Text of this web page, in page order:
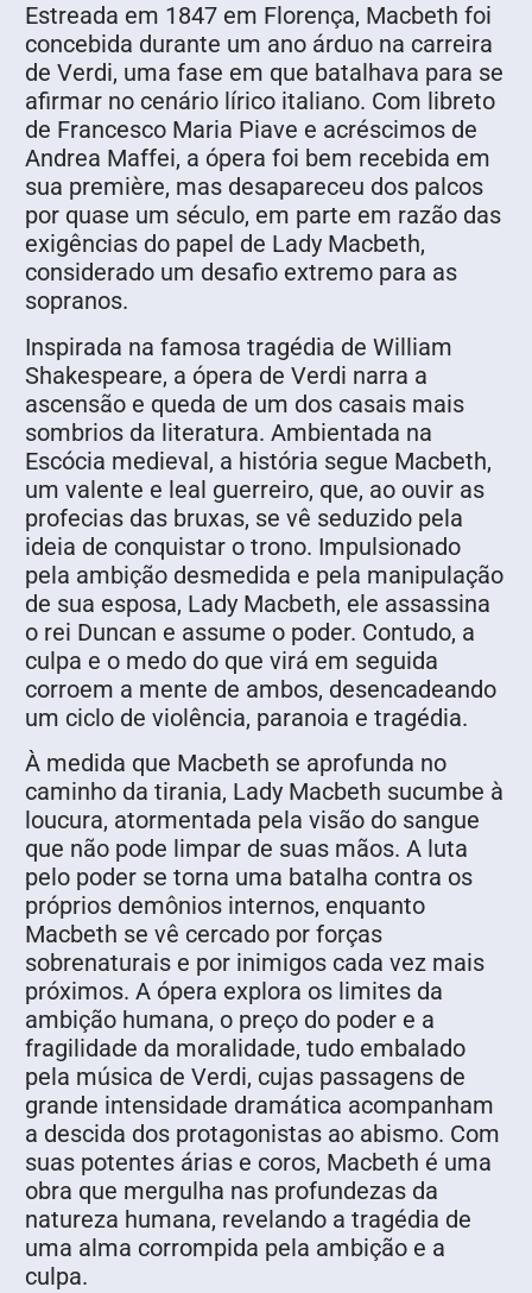
Estreada em 1847 em Florença, Macbeth foi
concebida durante um ano árduo na carreira
de Verdi, uma fase em que batalhava para se
afirmar no cenário lírico italiano. Com libreto
de Francesco Maria Piave e acréscimos de
Andrea Maffei, a ópera foi bem recebida em
sua première, mas desapareceu dos palcos
por quase um século, em parte em razão das
exigências do papel de Lady Macbeth,
considerado um desafio extremo para as
sopranos.
Inspirada na famosa tragédia de William
Shakespeare, a ópera de Verdi narra a
ascensão e queda de um dos casais mais
sombrios da literatura. Ambientada na
Escócia medieval, a história segue Macbeth,
um valente e leal guerreiro, que, ao ouvir as
profecias das bruxas, se vê seduzido pela
ideia de conquistar o trono. Impulsionado
pela ambição desmedida e pela manipulação
de sua esposa, Lady Macbeth, ele assassina
o rei Duncan e assume o poder. Contudo, a
culpa e o medo do que virá em seguida
corroem a mente de ambos, desencadeando
um ciclo de violência, paranoia e tragédia.
À medida que Macbeth se aprofunda no
caminho da tirania, Lady Macbeth sucumbe à
loucura, atormentada pela visão do sangue
que não pode limpar de suas mãos. A luta
pelo poder se torna uma batalha contra os
próprios demônios internos, enquanto
Macbeth se vê cercado por forças
sobrenaturais e por inimigos cada vez mais
próximos. A ópera explora os limites da
ambição humana, o preço do poder e a
fragilidade da moralidade, tudo embalado
pela música de Verdi, cujas passagens de
grande intensidade dramática acompanham
a descida dos protagonistas ao abismo. Com
suas potentes árias e coros, Macbeth é uma
obra que mergulha nas profundezas da
natureza humana, revelando a tragédia de
uma alma corrompida pela ambição e a
culpa.